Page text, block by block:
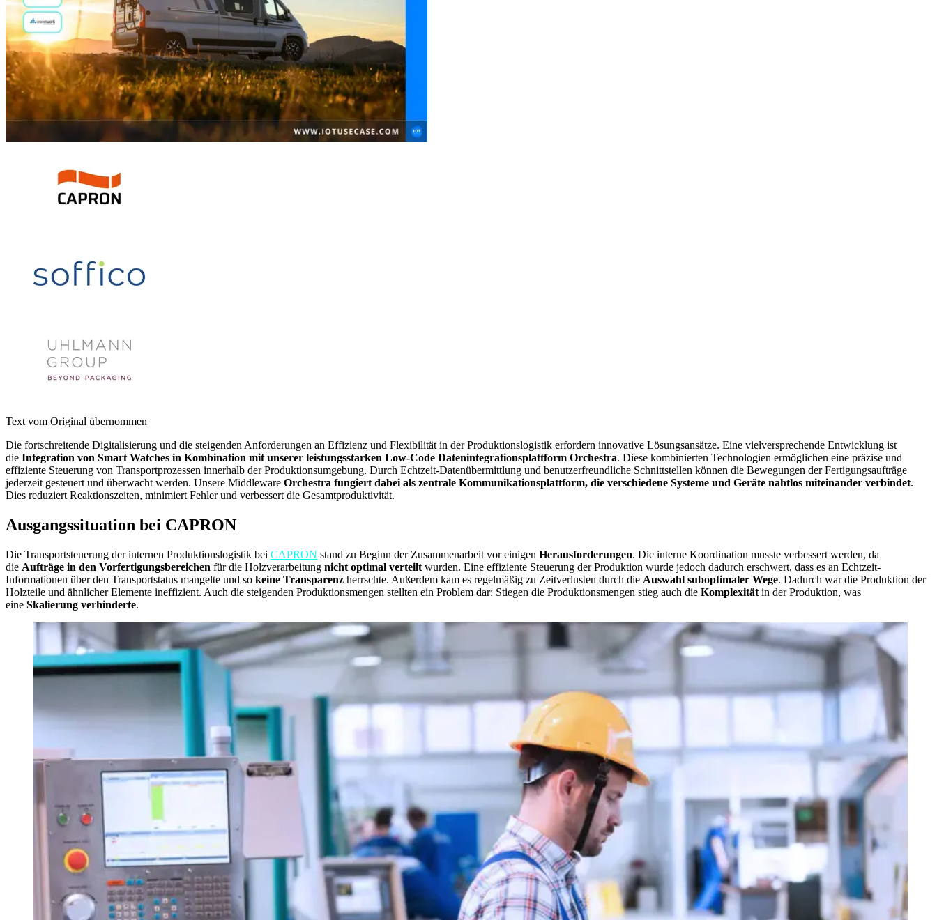
Text vom Original übernommen
Die fortschreitende Digitalisierung und die steigenden Anforderungen an Effizienz und Flexibilität in der Produktionslogistik erfordern innovative Lösungsansätze. Eine vielversprechende Entwicklung ist
die Integration von Smart Watches in Kombination mit unserer leistungsstarken Low-Code Datenintegrationsplattform Orchestra. Diese kombinierten Technologien ermöglichen eine präzise und
effiziente Steuerung von Transportprozessen innerhalb der Produktionsumgebung. Durch Echtzeit-Datenübermittlung und benutzerfreundliche Schnittstellen können die Bewegungen der Fertigungsaufträge
jederzeit gesteuert und überwacht werden. Unsere Middleware Orchestra fungiert dabei als zentrale Kommunikationsplattform, die verschiedene Systeme und Geräte nahtlos miteinander verbindet.
Dies reduziert Reaktionszeiten, minimiert Fehler und verbessert die Gesamtproduktivität.
Ausgangssituation bei CAPRON
Die Transportsteuerung der internen Produktionslogistik bei CAPRON stand zu Beginn der Zusammenarbeit vor einigen Herausforderungen. Die interne Koordination musste verbessert werden, da
die Aufträge in den Vorfertigungsbereichen für die Holzverarbeitung nicht optimal verteilt wurden. Eine effiziente Steuerung der Produktion wurde jedoch dadurch erschwert, dass es an Echtzeit-
Informationen über den Transportstatus mangelte und so keine Transparenz herrschte. Außerdem kam es regelmäßig zu Zeitverlusten durch die Auswahl suboptimaler Wege. Dadurch war die Produktion der
Holzteile und ähnlicher Elemente ineffizient. Auch die steigenden Produktionsmengen stellten ein Problem dar: Stiegen die Produktionsmengen stieg auch die Komplexität in der Produktion, was
eine Skalierung verhinderte.